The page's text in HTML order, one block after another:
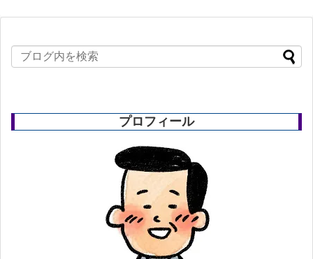
プロフィール